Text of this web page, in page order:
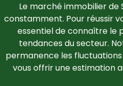
Le marché immobilier de
constamment. Pour réussir
essentiel de connaître le
tendances du secteur.
permanence les
vous offrir une estimation